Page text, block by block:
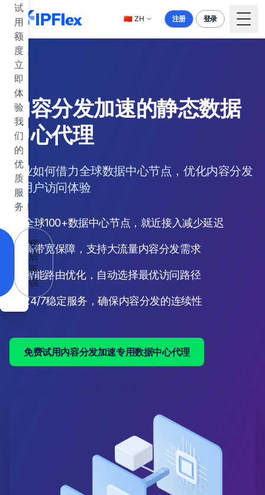
试
用
额
度，
立
即
体
验
我
们
的
优
质
服
务！
稍
后
再
说
跳到主要内容
🇨🇳 ZH 注册 登录
内容分发加速的静态数据
中心代理
企业如何借力全球数据中心节点，优化内容分发
和用户访问体验
全球100+数据中心节点，就近接入减少延迟
高带宽保障，支持大流量内容分发需求
智能路由优化，自动选择最优访问路径
24/7稳定服务，确保内容分发的连续性
免费试用内容分发加速专用数据中心代理